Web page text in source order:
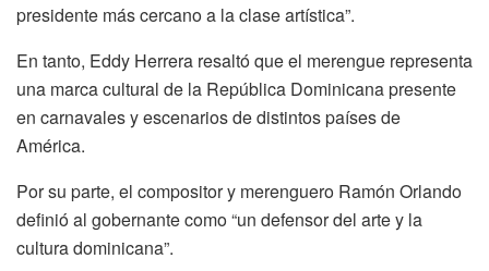
presidente más cercano a la clase artística”.
En tanto, Eddy Herrera resaltó que el merengue representa
una marca cultural de la República Dominicana presente
en carnavales y escenarios de distintos países de
América.
Por su parte, el compositor y merenguero Ramón Orlando
definió al gobernante como “un defensor del arte y la
cultura dominicana”.